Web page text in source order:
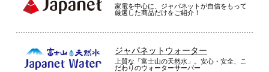
家電を中心に、ジャパネットが自信をもって
厳選した商品だけをご紹介！
ジャパネットウォーター
上質な「富士山の天然水」。安心・安全、こ
だわりのウォーターサーバー